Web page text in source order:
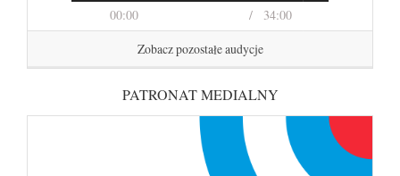
00:00 34:00
Zobacz pozostałe audycje
PATRONAT MEDIALNY